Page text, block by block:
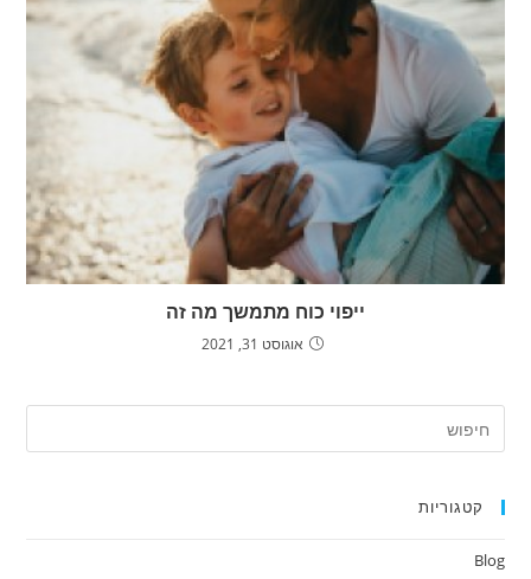
ייפוי כוח מתמשך מה זה
אוגוסט 31, 2021
קטגוריות
Blog